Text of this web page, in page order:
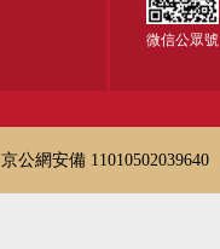
微信公眾號
京公網安備 11010502039640